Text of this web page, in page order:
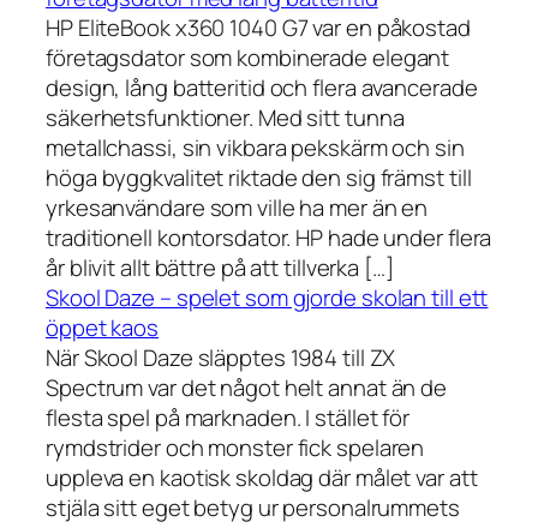
HP EliteBook x360 1040 G7 var en påkostad
företagsdator som kombinerade elegant
design, lång batteritid och flera avancerade
säkerhetsfunktioner. Med sitt tunna
metallchassi, sin vikbara pekskärm och sin
höga byggkvalitet riktade den sig främst till
yrkesanvändare som ville ha mer än en
traditionell kontorsdator. HP hade under flera
år blivit allt bättre på att tillverka […]
Skool Daze – spelet som gjorde skolan till ett
öppet kaos
När Skool Daze släpptes 1984 till ZX
Spectrum var det något helt annat än de
flesta spel på marknaden. I stället för
rymdstrider och monster fick spelaren
uppleva en kaotisk skoldag där målet var att
stjäla sitt eget betyg ur personalrummets